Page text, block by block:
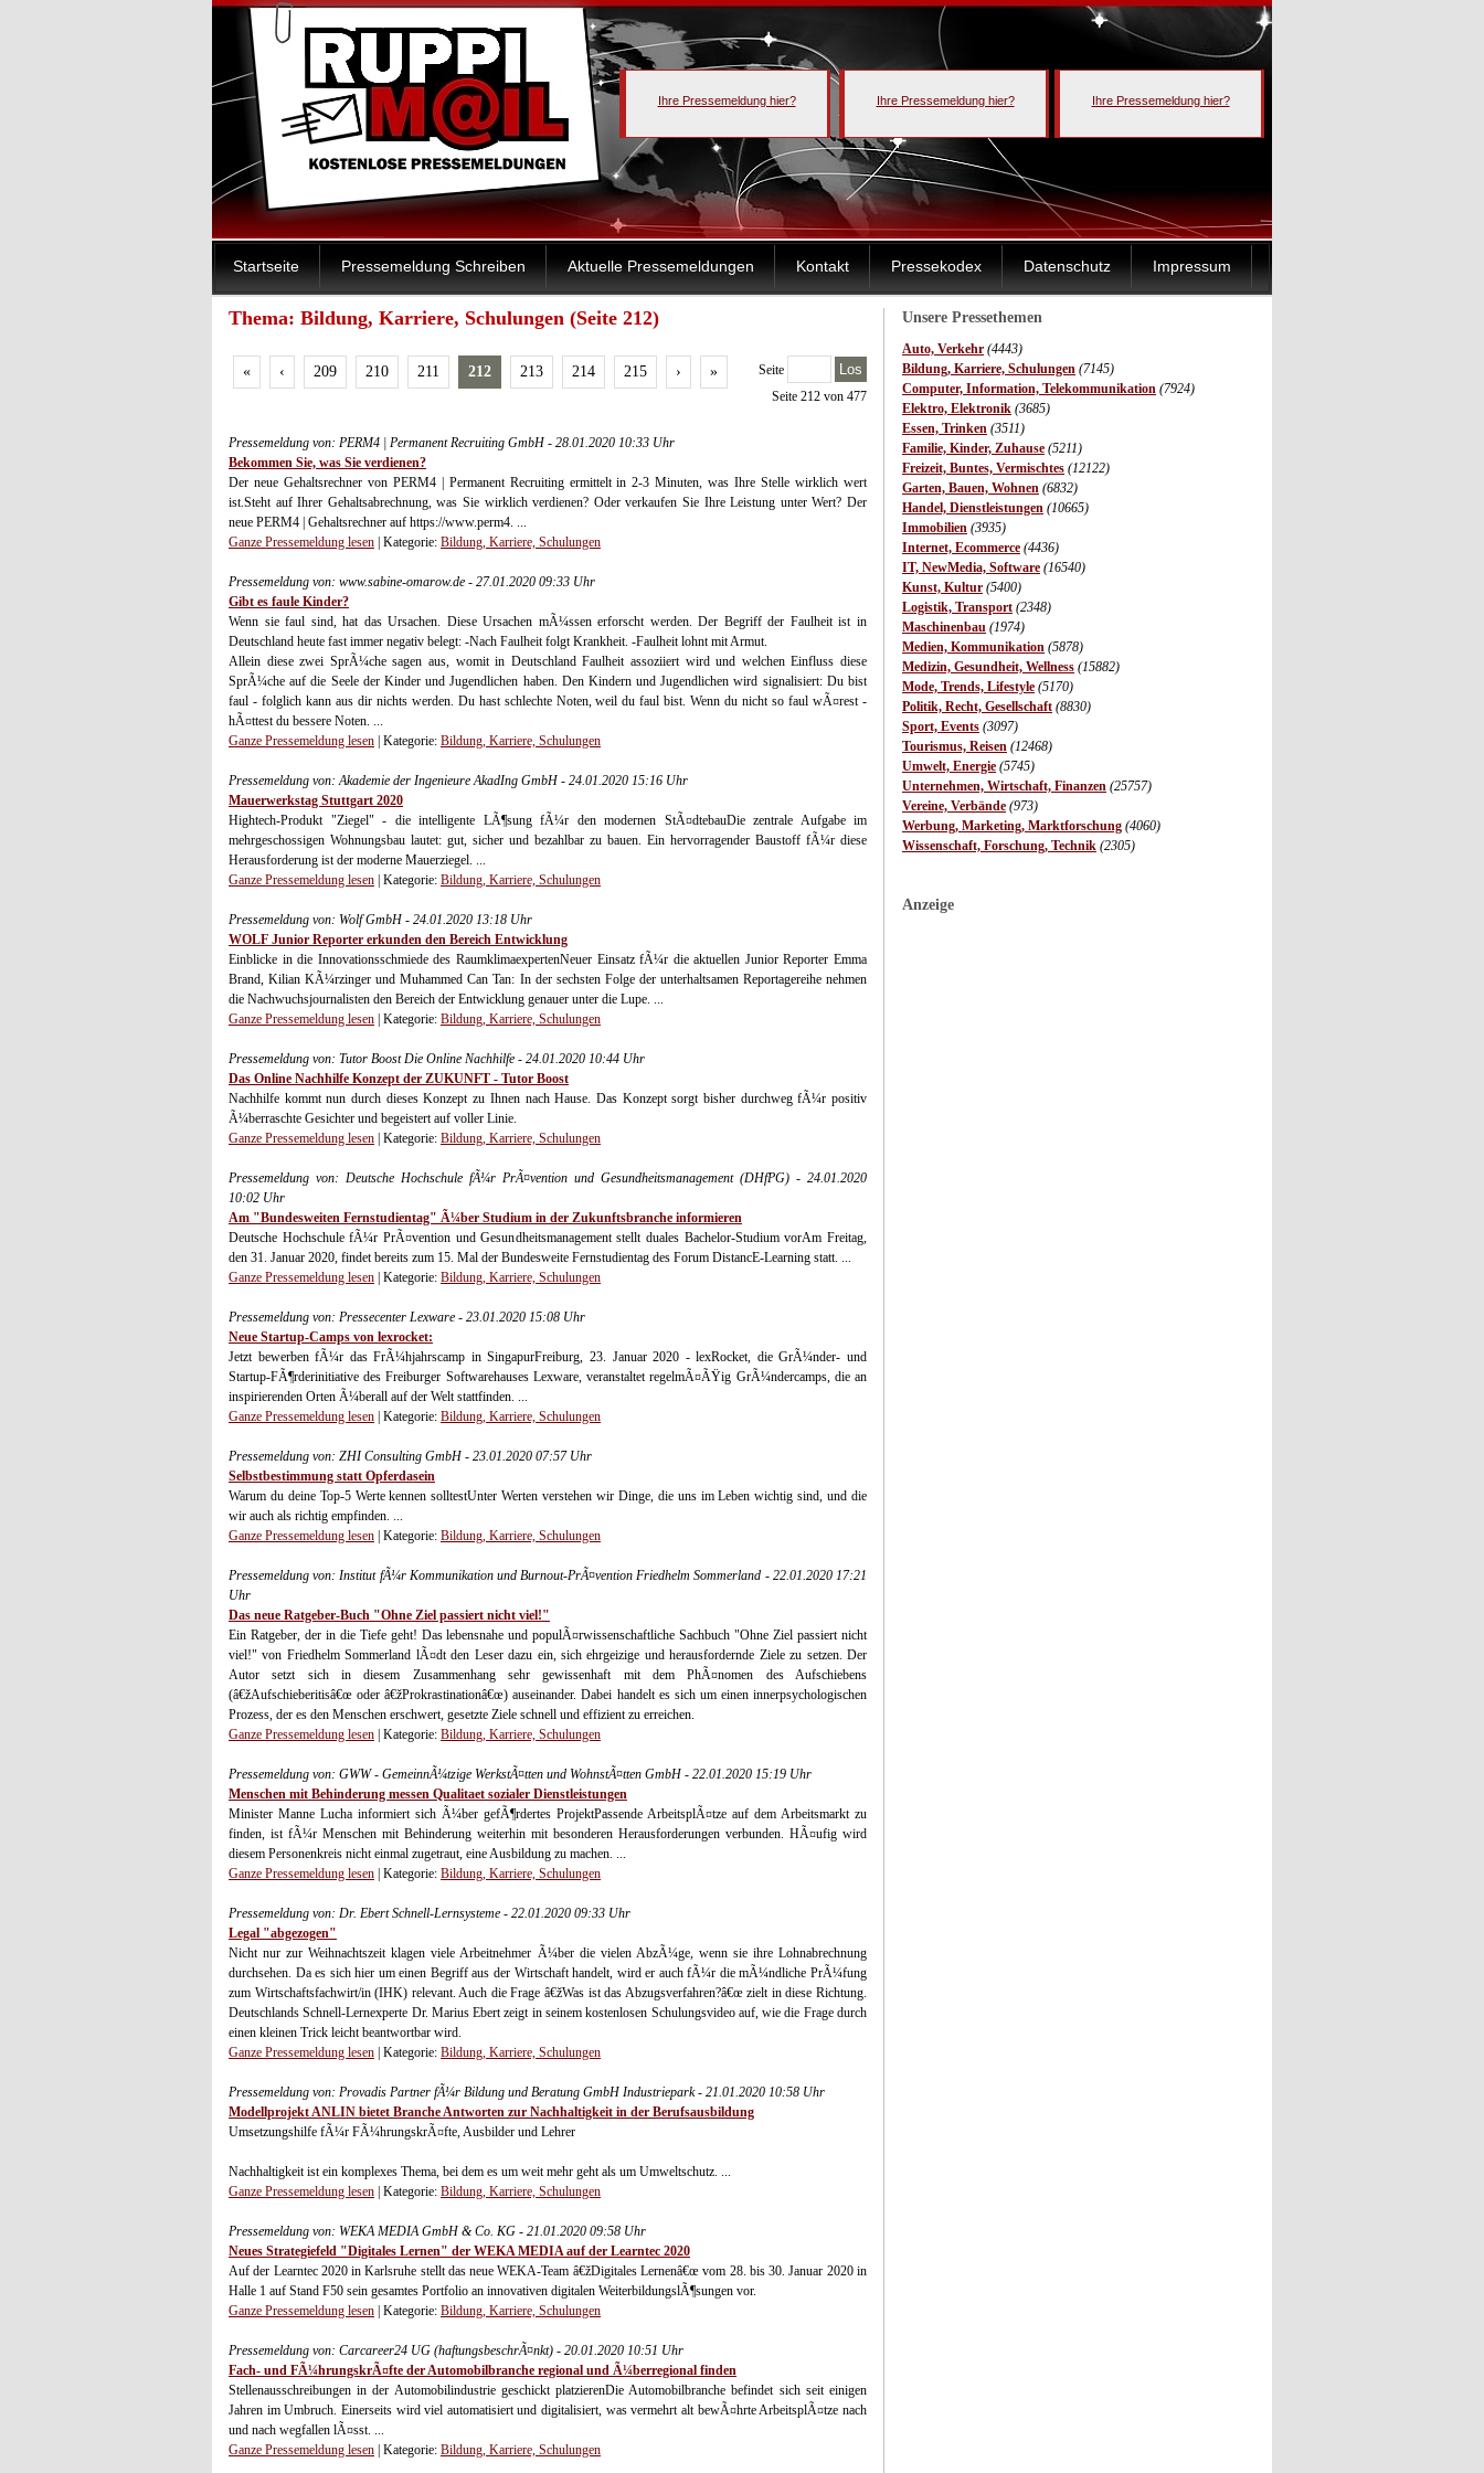
Ihre Pressemeldung hier? Ihre Pressemeldung hier? Ihre Pressemeldung hier?
Startseite Pressemeldung Schreiben Aktuelle Pressemeldungen Kontakt Pressekodex Datenschutz Impressum
Unsere Pressethemen
Auto, Verkehr (4443)
Bildung, Karriere, Schulungen (7145)
Computer, Information, Telekommunikation (7924)
Elektro, Elektronik (3685)
Essen, Trinken (3511)
Familie, Kinder, Zuhause (5211)
Freizeit, Buntes, Vermischtes (12122)
Garten, Bauen, Wohnen (6832)
Handel, Dienstleistungen (10665)
Immobilien (3935)
Internet, Ecommerce (4436)
IT, NewMedia, Software (16540)
Kunst, Kultur (5400)
Logistik, Transport (2348)
Maschinenbau (1974)
Medien, Kommunikation (5878)
Medizin, Gesundheit, Wellness (15882)
Mode, Trends, Lifestyle (5170)
Politik, Recht, Gesellschaft (8830)
Sport, Events (3097)
Tourismus, Reisen (12468)
Umwelt, Energie (5745)
Unternehmen, Wirtschaft, Finanzen (25757)
Vereine, Verbände (973)
Werbung, Marketing, Marktforschung (4060)
Wissenschaft, Forschung, Technik (2305)
Anzeige
Thema: Bildung, Karriere, Schulungen (Seite 212)
« ‹ 209 210 211 212 213 214 215 › » Seite Los
Seite 212 von 477
Pressemeldung von: PERM4 | Permanent Recruiting GmbH - 28.01.2020 10:33 Uhr
Bekommen Sie, was Sie verdienen?
Der neue Gehaltsrechner von PERM4 | Permanent Recruiting ermittelt in 2-3 Minuten, was Ihre Stelle wirklich wert
ist.Steht auf Ihrer Gehaltsabrechnung, was Sie wirklich verdienen? Oder verkaufen Sie Ihre Leistung unter Wert? Der
neue PERM4 | Gehaltsrechner auf https://www.perm4. ...
Ganze Pressemeldung lesen | Kategorie: Bildung, Karriere, Schulungen
Pressemeldung von: www.sabine-omarow.de - 27.01.2020 09:33 Uhr
Gibt es faule Kinder?
Wenn sie faul sind, hat das Ursachen. Diese Ursachen mÃ¼ssen erforscht werden. Der Begriff der Faulheit ist in
Deutschland heute fast immer negativ belegt: -Nach Faulheit folgt Krankheit. -Faulheit lohnt mit Armut.
Allein diese zwei SprÃ¼che sagen aus, womit in Deutschland Faulheit assoziiert wird und welchen Einfluss diese
SprÃ¼che auf die Seele der Kinder und Jugendlichen haben. Den Kindern und Jugendlichen wird signalisiert: Du bist
faul - folglich kann aus dir nichts werden. Du hast schlechte Noten, weil du faul bist. Wenn du nicht so faul wÃ¤rest -
hÃ¤ttest du bessere Noten. ...
Ganze Pressemeldung lesen | Kategorie: Bildung, Karriere, Schulungen
Pressemeldung von: Akademie der Ingenieure AkadIng GmbH - 24.01.2020 15:16 Uhr
Mauerwerkstag Stuttgart 2020
Hightech-Produkt "Ziegel" - die intelligente LÃ¶sung fÃ¼r den modernen StÃ¤dtebauDie zentrale Aufgabe im
mehrgeschossigen Wohnungsbau lautet: gut, sicher und bezahlbar zu bauen. Ein hervorragender Baustoff fÃ¼r diese
Herausforderung ist der moderne Mauerziegel. ...
Ganze Pressemeldung lesen | Kategorie: Bildung, Karriere, Schulungen
Pressemeldung von: Wolf GmbH - 24.01.2020 13:18 Uhr
WOLF Junior Reporter erkunden den Bereich Entwicklung
Einblicke in die Innovationsschmiede des RaumklimaexpertenNeuer Einsatz fÃ¼r die aktuellen Junior Reporter Emma
Brand, Kilian KÃ¼rzinger und Muhammed Can Tan: In der sechsten Folge der unterhaltsamen Reportagereihe nehmen
die Nachwuchsjournalisten den Bereich der Entwicklung genauer unter die Lupe. ...
Ganze Pressemeldung lesen | Kategorie: Bildung, Karriere, Schulungen
Pressemeldung von: Tutor Boost Die Online Nachhilfe - 24.01.2020 10:44 Uhr
Das Online Nachhilfe Konzept der ZUKUNFT - Tutor Boost
Nachhilfe kommt nun durch dieses Konzept zu Ihnen nach Hause. Das Konzept sorgt bisher durchweg fÃ¼r positiv
Ã¼berraschte Gesichter und begeistert auf voller Linie.
Ganze Pressemeldung lesen | Kategorie: Bildung, Karriere, Schulungen
Pressemeldung von: Deutsche Hochschule fÃ¼r PrÃ¤vention und Gesundheitsmanagement (DHfPG) - 24.01.2020
10:02 Uhr
Am "Bundesweiten Fernstudientag" Ã¼ber Studium in der Zukunftsbranche informieren
Deutsche Hochschule fÃ¼r PrÃ¤vention und Gesundheitsmanagement stellt duales Bachelor-Studium vorAm Freitag,
den 31. Januar 2020, findet bereits zum 15. Mal der Bundesweite Fernstudientag des Forum DistancE-Learning statt. ...
Ganze Pressemeldung lesen | Kategorie: Bildung, Karriere, Schulungen
Pressemeldung von: Pressecenter Lexware - 23.01.2020 15:08 Uhr
Neue Startup-Camps von lexrocket:
Jetzt bewerben fÃ¼r das FrÃ¼hjahrscamp in SingapurFreiburg, 23. Januar 2020 - lexRocket, die GrÃ¼nder- und
Startup-FÃ¶rderinitiative des Freiburger Softwarehauses Lexware, veranstaltet regelmÃ¤ÃŸig GrÃ¼ndercamps, die an
inspirierenden Orten Ã¼berall auf der Welt stattfinden. ...
Ganze Pressemeldung lesen | Kategorie: Bildung, Karriere, Schulungen
Pressemeldung von: ZHI Consulting GmbH - 23.01.2020 07:57 Uhr
Selbstbestimmung statt Opferdasein
Warum du deine Top-5 Werte kennen solltestUnter Werten verstehen wir Dinge, die uns im Leben wichtig sind, und die
wir auch als richtig empfinden. ...
Ganze Pressemeldung lesen | Kategorie: Bildung, Karriere, Schulungen
Pressemeldung von: Institut fÃ¼r Kommunikation und Burnout-PrÃ¤vention Friedhelm Sommerland - 22.01.2020 17:21
Uhr
Das neue Ratgeber-Buch "Ohne Ziel passiert nicht viel!"
Ein Ratgeber, der in die Tiefe geht! Das lebensnahe und populÃ¤rwissenschaftliche Sachbuch "Ohne Ziel passiert nicht
viel!" von Friedhelm Sommerland lÃ¤dt den Leser dazu ein, sich ehrgeizige und herausfordernde Ziele zu setzen. Der
Autor setzt sich in diesem Zusammenhang sehr gewissenhaft mit dem PhÃ¤nomen des Aufschiebens
(â€žAufschieberitisâ€œ oder â€žProkrastinationâ€œ) auseinander. Dabei handelt es sich um einen innerpsychologischen
Prozess, der es den Menschen erschwert, gesetzte Ziele schnell und effizient zu erreichen.
Ganze Pressemeldung lesen | Kategorie: Bildung, Karriere, Schulungen
Pressemeldung von: GWW - GemeinnÃ¼tzige WerkstÃ¤tten und WohnstÃ¤tten GmbH - 22.01.2020 15:19 Uhr
Menschen mit Behinderung messen Qualitaet sozialer Dienstleistungen
Minister Manne Lucha informiert sich Ã¼ber gefÃ¶rdertes ProjektPassende ArbeitsplÃ¤tze auf dem Arbeitsmarkt zu
finden, ist fÃ¼r Menschen mit Behinderung weiterhin mit besonderen Herausforderungen verbunden. HÃ¤ufig wird
diesem Personenkreis nicht einmal zugetraut, eine Ausbildung zu machen. ...
Ganze Pressemeldung lesen | Kategorie: Bildung, Karriere, Schulungen
Pressemeldung von: Dr. Ebert Schnell-Lernsysteme - 22.01.2020 09:33 Uhr
Legal "abgezogen"
Nicht nur zur Weihnachtszeit klagen viele Arbeitnehmer Ã¼ber die vielen AbzÃ¼ge, wenn sie ihre Lohnabrechnung
durchsehen. Da es sich hier um einen Begriff aus der Wirtschaft handelt, wird er auch fÃ¼r die mÃ¼ndliche PrÃ¼fung
zum Wirtschaftsfachwirt/in (IHK) relevant. Auch die Frage â€žWas ist das Abzugsverfahren?â€œ zielt in diese Richtung.
Deutschlands Schnell-Lernexperte Dr. Marius Ebert zeigt in seinem kostenlosen Schulungsvideo auf, wie die Frage durch
einen kleinen Trick leicht beantwortbar wird.
Ganze Pressemeldung lesen | Kategorie: Bildung, Karriere, Schulungen
Pressemeldung von: Provadis Partner fÃ¼r Bildung und Beratung GmbH Industriepark - 21.01.2020 10:58 Uhr
Modellprojekt ANLIN bietet Branche Antworten zur Nachhaltigkeit in der Berufsausbildung
Umsetzungshilfe fÃ¼r FÃ¼hrungskrÃ¤fte, Ausbilder und Lehrer
Nachhaltigkeit ist ein komplexes Thema, bei dem es um weit mehr geht als um Umweltschutz. ...
Ganze Pressemeldung lesen | Kategorie: Bildung, Karriere, Schulungen
Pressemeldung von: WEKA MEDIA GmbH & Co. KG - 21.01.2020 09:58 Uhr
Neues Strategiefeld "Digitales Lernen" der WEKA MEDIA auf der Learntec 2020
Auf der Learntec 2020 in Karlsruhe stellt das neue WEKA-Team â€žDigitales Lernenâ€œ vom 28. bis 30. Januar 2020 in
Halle 1 auf Stand F50 sein gesamtes Portfolio an innovativen digitalen WeiterbildungslÃ¶sungen vor.
Ganze Pressemeldung lesen | Kategorie: Bildung, Karriere, Schulungen
Pressemeldung von: Carcareer24 UG (haftungsbeschrÃ¤nkt) - 20.01.2020 10:51 Uhr
Fach- und FÃ¼hrungskrÃ¤fte der Automobilbranche regional und Ã¼berregional finden
Stellenausschreibungen in der Automobilindustrie geschickt platzierenDie Automobilbranche befindet sich seit einigen
Jahren im Umbruch. Einerseits wird viel automatisiert und digitalisiert, was vermehrt alt bewÃ¤hrte ArbeitsplÃ¤tze nach
und nach wegfallen lÃ¤sst. ...
Ganze Pressemeldung lesen | Kategorie: Bildung, Karriere, Schulungen